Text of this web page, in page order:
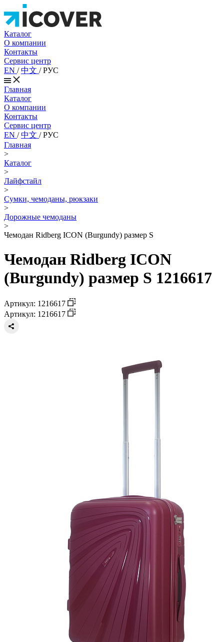
Каталог
О компании
Контакты
Сервис центр
EN /中文 /РУС
Главная
Каталог
О компании
Контакты
Сервис центр
EN /中文 /РУС
Главная
>
Каталог
>
Лайфстайл
>
Сумки, чемоданы, рюкзаки
>
Дорожные чемоданы
>
Чемодан Ridberg ICON (Burgundy) размер S
Чемодан Ridberg ICON
(Burgundy) размер S 1216617
Артикул: 1216617
Артикул: 1216617